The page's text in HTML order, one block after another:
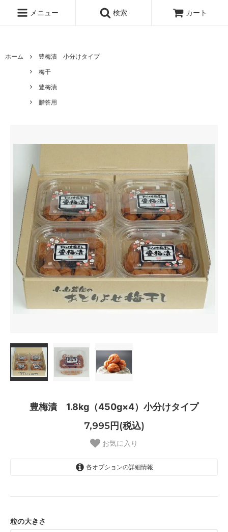
メニュー
検索 カート
ホーム
豊梅漬 小分けタイプ
梅干
豊梅漬
贈答用
豊梅漬 1.8kg（450g×4）小分けタイプ
7,995円(税込)
お気に入り
各オプションの詳細情報
粒の大きさ